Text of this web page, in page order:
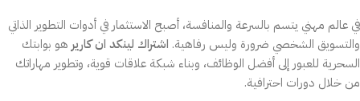
في عالم مهني يتسم بالسرعة والمنافسة، أصبح الاستثمار في أدوات التطوير الذاتي
والتسويق الشخصي ضرورة وليس رفاهية. اشتراك لينكد ان كارير هو بوابتك
السحرية للعبور إلى أفضل الوظائف، وبناء شبكة علاقات قوية، وتطوير مهاراتك
من خلال دورات احترافية.